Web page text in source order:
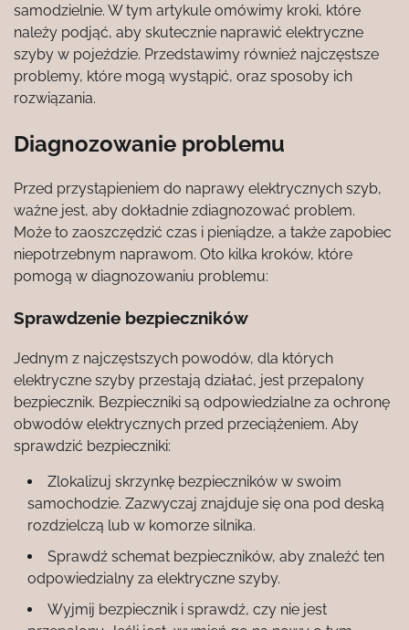
samodzielnie. W tym artykule omówimy kroki, które
należy podjąć, aby skutecznie naprawić elektryczne
szyby w pojeździe. Przedstawimy również najczęstsze
problemy, które mogą wystąpić, oraz sposoby ich
rozwiązania.
Diagnozowanie problemu
Przed przystąpieniem do naprawy elektrycznych szyb,
ważne jest, aby dokładnie zdiagnozować problem.
Może to zaoszczędzić czas i pieniądze, a także zapobiec
niepotrzebnym naprawom. Oto kilka kroków, które
pomogą w diagnozowaniu problemu:
Sprawdzenie bezpieczników
Jednym z najczęstszych powodów, dla których
elektryczne szyby przestają działać, jest przepalony
bezpiecznik. Bezpieczniki są odpowiedzialne za ochronę
obwodów elektrycznych przed przeciążeniem. Aby
sprawdzić bezpieczniki:
Zlokalizuj skrzynkę bezpieczników w swoim
samochodzie. Zazwyczaj znajduje się ona pod deską
rozdzielczą lub w komorze silnika.
Sprawdź schemat bezpieczników, aby znaleźć ten
odpowiedzialny za elektryczne szyby.
Wyjmij bezpiecznik i sprawdź, czy nie jest